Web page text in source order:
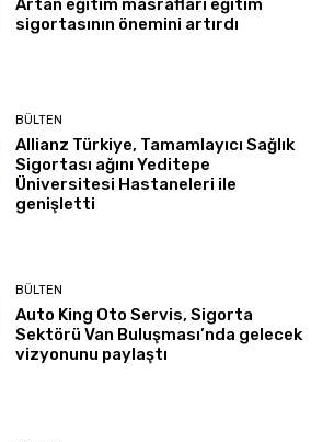
sigortasının önemini artırdı
BÜLTEN
Allianz Türkiye, Tamamlayıcı Sağlık
Sigortası ağını Yeditepe
Üniversitesi Hastaneleri ile
genişletti
BÜLTEN
Auto King Oto Servis, Sigorta
Sektörü Van Buluşması’nda gelecek
vizyonunu paylaştı